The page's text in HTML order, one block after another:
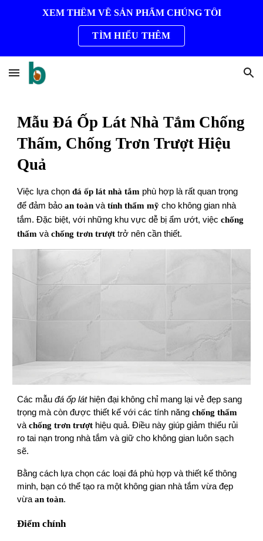
XEM THÊM VỀ SẢN PHẨM CHÚNG TÔI
TÌM HIỂU THÊM
Mẫu Đá Ốp Lát Nhà Tắm Chống
Thấm, Chống Trơn Trượt Hiệu
Quả
Việc lựa chọnđá ốp lát nhà tắm phù hợp là rất quan trọng
để đảm bảoan toàn vàtính thẩm mỹ cho không gian nhà
tắm. Đặc biệt, với những khu vực dễ bị ẩm ướt, việcchống
thấm vàchống trơn trượt trở nên cần thiết.
Các mẫuđá ốp láthiện đại không chỉ mang lại vẻ đẹp sang
trọng mà còn được thiết kế với các tính năngchống thấm
vàchống trơn trượt hiệu quả. Điều này giúp giảm thiểu rủi
ro tai nạn trong nhà tắm và giữ cho không gian luôn sạch
sẽ.
Bằng cách lựa chọn các loại đá phù hợp và thiết kế thông
minh, bạn có thể tạo ra một không gian nhà tắm vừa đẹp
vừaan toàn.
Điểm chính